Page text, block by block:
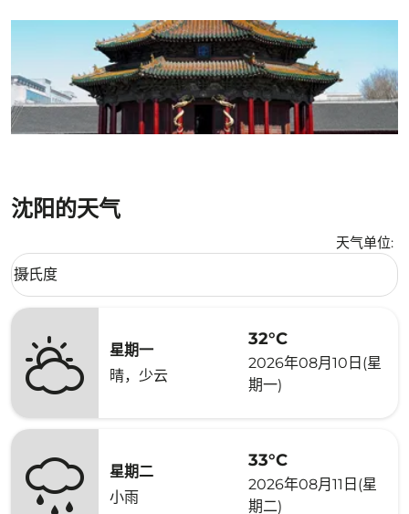
沈阳的天气
天气单位:
Weather unit option 摄氏度 Selected
摄氏度
keyboard_arrow_down
星期一
晴，少云
32°C
2026年08月10日(星
期一)
星期二
小雨
33°C
2026年08月11日(星
期二)